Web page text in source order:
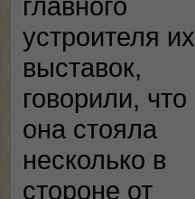
устроителя их
выставок,
говорили, что
она стояла
несколько в
стороне от